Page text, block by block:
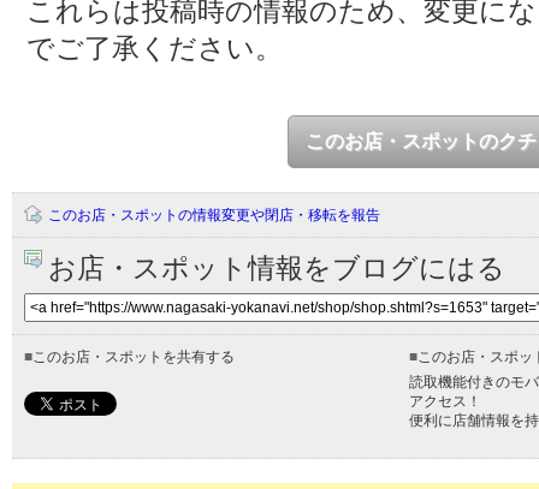
これらは投稿時の情報のため、変更に
でご了承ください。
このお店・スポットのク
このお店・スポットの情報変更や閉店・移転を報告
お店・スポット情報をブログにはる
■このお店・スポットを共有する ■このお店・スポッ
読取機能付きのモ
アクセス！
便利に店舗情報を